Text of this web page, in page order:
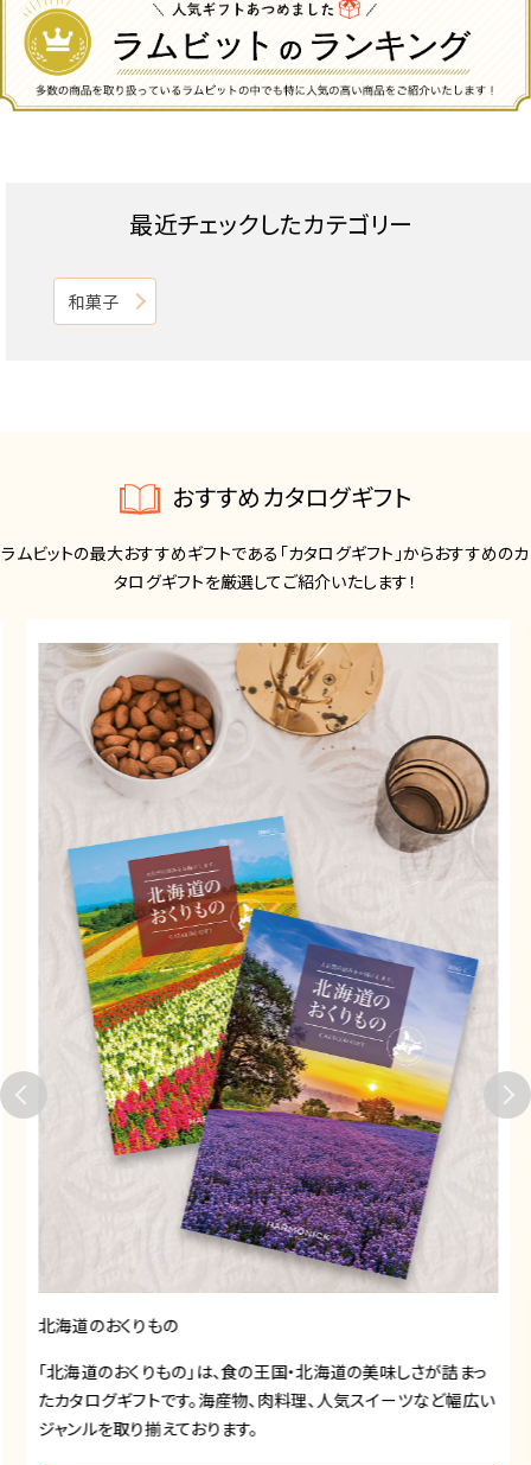
最近チェックしたカテゴリー
和菓子
おすすめカタログギフト
ラムビットの最大おすすめギフトである「カタログギフト」からおすすめのカ
タログギフトを厳選してご紹介いたします！
北海道のおくりもの
「北海道のおくりもの」は、食の王国・北海道の美味しさが詰まっ
たカタログギフトです。海産物、肉料理、人気スイーツなど幅広い
ジャンルを取り揃えております。